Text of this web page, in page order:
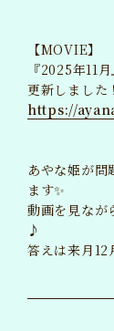
BLOG
TICKET
【MOVIE】
『2025年11
更新しました！
https://
あやな姫が問
ます✨
動画を見なが
♪
答えは来月12